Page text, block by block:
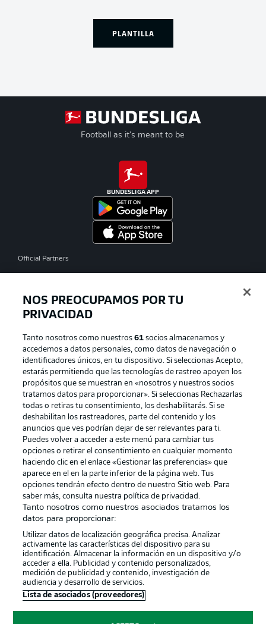
PLANTILLA
Football as it's meant to be
BUNDESLIGA APP
Official Partners
Publicidad Aviso legal
Gestionar las preferencias Declaracion de privacidad
Canales Trabajos
Jugadores Condiciones de uso
Sello Editorial Contacto
© 2026 Bundesliga-Gruppe GmbH
Elegir idioma
NOS PREOCUPAMOS POR TU
PRIVACIDAD
Tanto nosotros como nuestros61 socios almacenamos y
accedemos a datos personales, como datos de navegación o
identificadores únicos, en tu dispositivo. Si seleccionas Acepto,
estarás permitiendo que las tecnologías de rastreo apoyen los
propósitos que se muestran en «nosotros y nuestros socios
tratamos datos para proporcionar». Si seleccionas Rechazarlas
todas o retiras tu consentimiento, los deshabilitarás. Si se
deshabilitan los rastreadores, parte del contenido y los
anuncios que ves podrían dejar de ser relevantes para ti.
Puedes volver a acceder a este menú para cambiar tus
opciones o retirar el consentimiento en cualquier momento
haciendo clic en el enlace «Gestionar las preferencias» que
aparece en el en la parte inferior de la página web. Tus
opciones tendrán efecto dentro de nuestro Sitio web. Para
saber más, consulta nuestra política de privacidad.
Tanto nosotros como nuestros asociados tratamos los
datos para proporcionar:
Utilizar datos de localización geográfica precisa. Analizar
activamente las características del dispositivo para su
identificación. Almacenar la información en un dispositivo y/o
acceder a ella. Publicidad y contenido personalizados,
medición de publicidad y contenido, investigación de
audiencia y desarrollo de servicios.
Lista de asociados (proveedores)